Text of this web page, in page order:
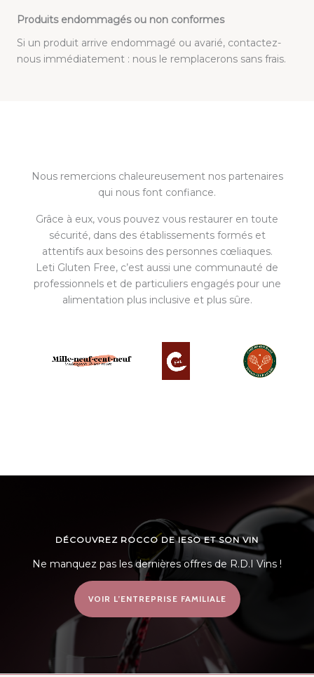
Produits endommagés ou non conformes
Si un produit arrive endommagé ou avarié, contactez-
nous immédiatement : nous le remplacerons sans frais.
Nous remercions chaleureusement nos partenaires
qui nous font confiance.
Grâce à eux, vous pouvez vous restaurer en toute
sécurité, dans des établissements formés et
attentifs aux besoins des personnes cœliaques.
Leti Gluten Free, c’est aussi une communauté de
professionnels et de particuliers engagés pour une
alimentation plus inclusive et plus sûre.
DÉCOUVREZ ROCCO DE IESO ET SON VIN
Ne manquez pas les dernières offres de R.D.I Vins !
VOIR L’ENTREPRISE FAMILIALE